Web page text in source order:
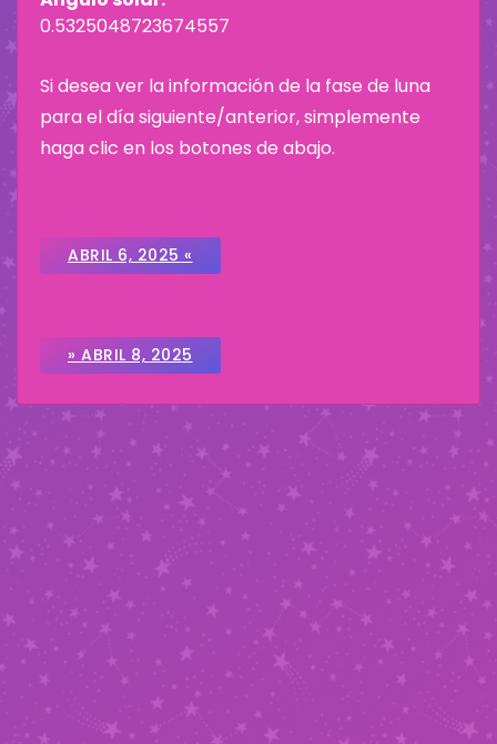
0.5325048723674557
Si desea ver la información de la fase de luna
para el día siguiente/anterior, simplemente
haga clic en los botones de abajo.
ABRIL 6, 2025 «
» ABRIL 8, 2025